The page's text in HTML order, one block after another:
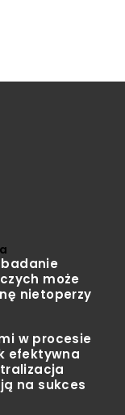
może
nietoperzy
w procesie
efektywna
na sukces